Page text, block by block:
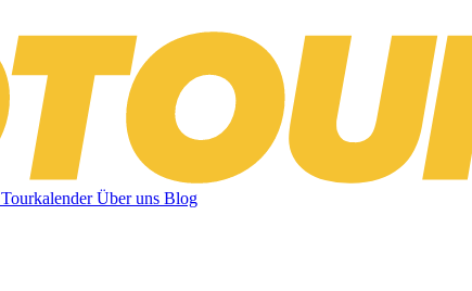
TourkalenderÜber uns Blog